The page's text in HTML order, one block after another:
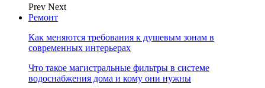
Prev Next
Ремонт
Как меняются требования к душевым зонам в
современных интерьерах
Что такое магистральные фильтры в системе
водоснабжения дома и кому они нужны